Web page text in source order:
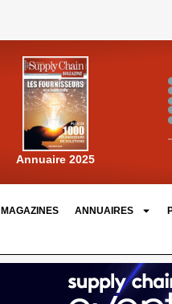
Annuaire 2025
MAGAZINES ANNUAIRES